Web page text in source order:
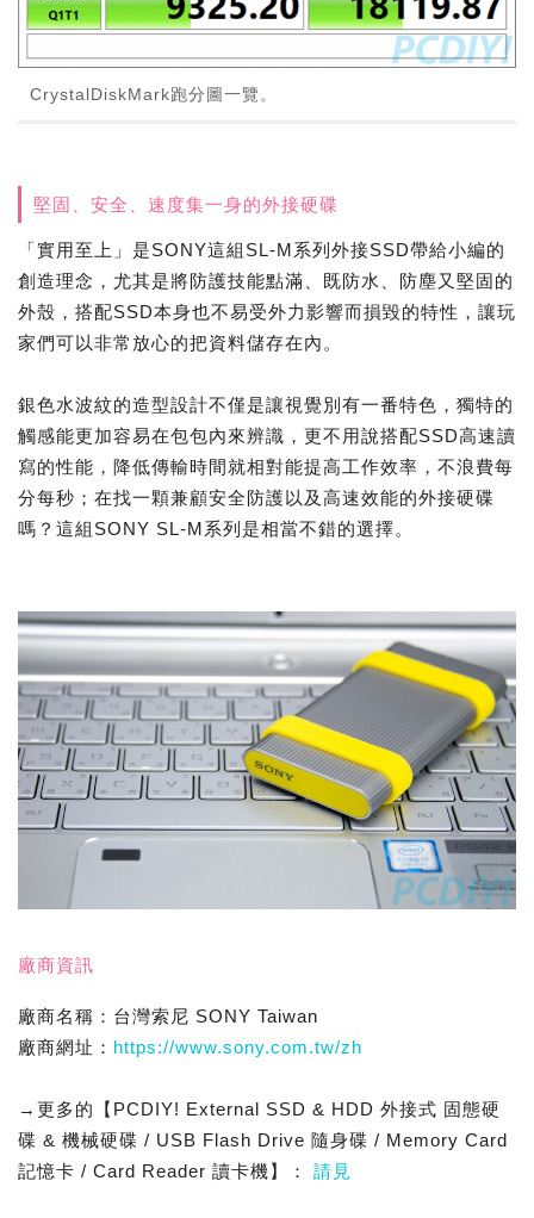
CrystalDiskMark跑分圖一覽。
堅固、安全、速度集一身的外接硬碟
「實用至上」是SONY這組SL-M系列外接SSD帶給小編的
創造理念，尤其是將防護技能點滿、既防水、防塵又堅固的
外殼，搭配SSD本身也不易受外力影響而損毀的特性，讓玩
家們可以非常放心的把資料儲存在內。
銀色水波紋的造型設計不僅是讓視覺別有一番特色，獨特的
觸感能更加容易在包包內來辨識，更不用說搭配SSD高速讀
寫的性能，降低傳輸時間就相對能提高工作效率，不浪費每
分每秒；在找一顆兼顧安全防護以及高速效能的外接硬碟
嗎？這組SONY SL-M系列是相當不錯的選擇。
廠商資訊
廠商名稱：台灣索尼 SONY Taiwan
廠商網址： https://www.sony.com.tw/zh
→更多的【PCDIY! External SSD & HDD 外接式 固態硬
碟 & 機械硬碟 / USB Flash Drive 隨身碟 / Memory Card
記憶卡 / Card Reader 讀卡機】： 請見